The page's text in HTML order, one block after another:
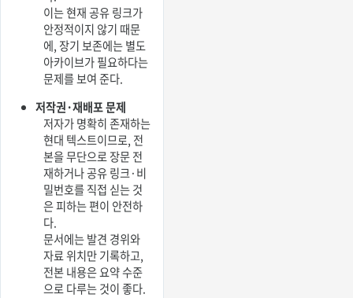
이는 현재 공유 링크가
안정적이지 않기 때문
에, 장기 보존에는 별도
아카이브가 필요하다는
문제를 보여 준다.
저작권·재배포 문제
저자가 명확히 존재하는
현대 텍스트이므로, 전
본을 무단으로 장문 전
재하거나 공유 링크·비
밀번호를 직접 싣는 것
은 피하는 편이 안전하
다.
문서에는 발견 경위와
자료 위치만 기록하고,
전본 내용은 요약 수준
으로 다루는 것이 좋다.